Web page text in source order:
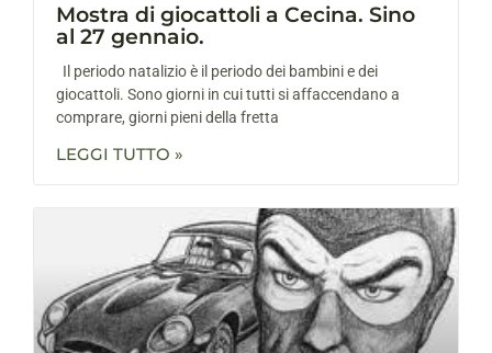
Mostra di giocattoli a Cecina. Sino
al 27 gennaio.
Il periodo natalizio è il periodo dei bambini e dei
giocattoli. Sono giorni in cui tutti si affaccendano a
comprare, giorni pieni della fretta
LEGGI TUTTO »